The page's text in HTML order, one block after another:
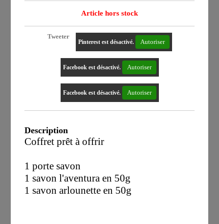
Article hors stock
Tweeter
Pinterest est désactivé. Autoriser
Facebook est désactivé. Autoriser
Facebook est désactivé. Autoriser
Description
Coffret prêt à offrir
1 porte savon
1 savon l'aventura en 50g
1 savon arlounette en 50g